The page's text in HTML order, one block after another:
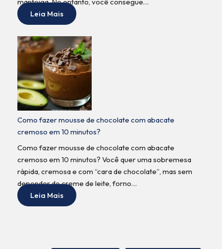
Leia Mais
Como fazer mousse de chocolate com abacate
cremoso em 10 minutos?
Como fazer mousse de chocolate com abacate
cremoso em 10 minutos? Você quer uma sobremesa
rápida, cremosa e com “cara de chocolate”, mas sem
depender de creme de leite, forno…
Leia Mais